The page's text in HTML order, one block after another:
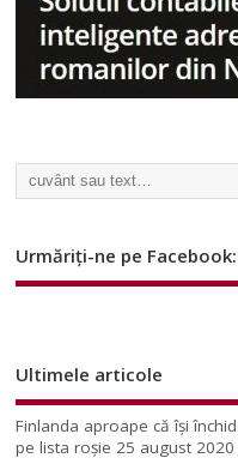
Urmăriți-ne pe Facebook:
Ultimele articole
Finlanda aproape că își
pe lista roșie 25 august 2020